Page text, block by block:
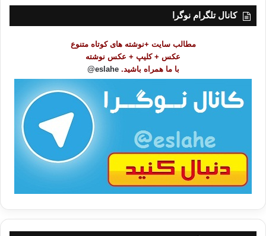
کانال تلگرام نوگرا
مطالب سایت +نوشته های کوتاه متنوع
عکس + کلیپ + عکس نوشته
با ما همراه باشید. eslahe@